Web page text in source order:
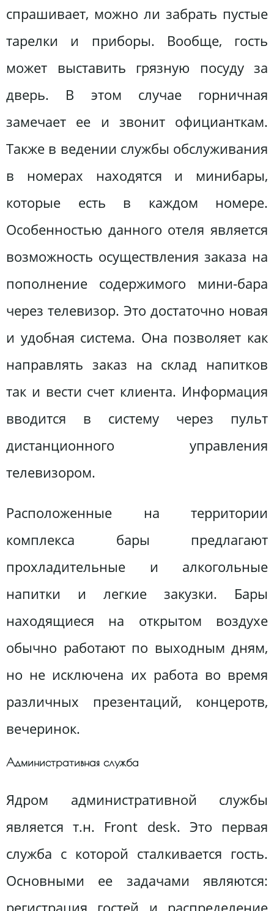
спрашивает, можно ли забрать пустые
тарелки и приборы. Вообще, гость
может выставить грязную посуду за
дверь. В этом случае горничная
замечает ее и звонит официанткам.
Также в ведении службы обслуживания
в номерах находятся и минибары,
которые есть в каждом номере.
Особенностью данного отеля является
возможность осуществления заказа на
пополнение содержимого мини-бара
через телевизор. Это достаточно новая
и удобная система. Она позволяет как
направлять заказ на склад напитков
так и вести счет клиента. Информация
вводится в систему через пульт
дистанционного управления
телевизором.
Расположенные на территории
комплекса бары предлагают
прохладительные и алкогольные
напитки и легкие закузки. Бары
находящиеся на открытом воздухе
обычно работают по выходным дням,
но не исключена их работа во время
различных презентаций, концеротв,
вечеринок.
Административная служба
Ядром административной службы
является т.н. Front desk. Это первая
служба с которой сталкивается гость.
Основными ее задачами являются: